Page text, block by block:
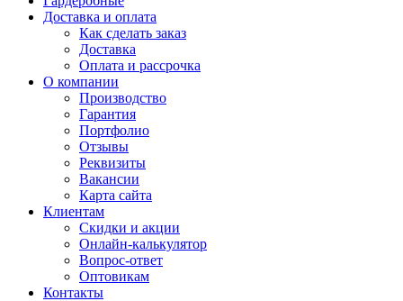
Доставка и оплата
Как сделать заказ
Доставка
Оплата и рассрочка
О компании
Производство
Гарантия
Портфолио
Отзывы
Реквизиты
Вакансии
Карта сайта
Клиентам
Скидки и акции
Онлайн-калькулятор
Вопрос-ответ
Оптовикам
Контакты